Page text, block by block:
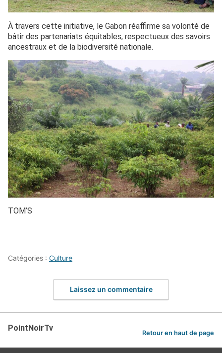
À travers cette initiative, le Gabon réaffirme sa volonté de
bâtir des partenariats équitables, respectueux des savoirs
ancestraux et de la biodiversité nationale.
TOM’S
Catégories : Culture
Laissez un commentaire
PointNoirTv
Retour en haut de page